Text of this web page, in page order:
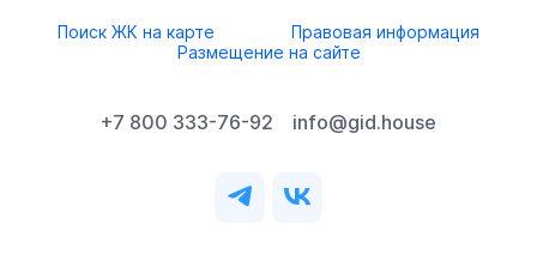
Поиск ЖК на карте
Правовая информация
Размещение на сайте
+7 800 333-76-92 info@gid.house